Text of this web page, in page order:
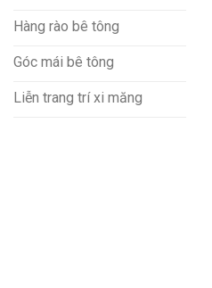
Hàng rào bê tông
Góc mái bê tông
Liễn trang trí xi măng